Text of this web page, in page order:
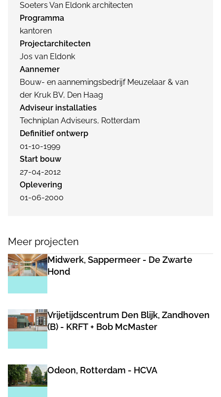
Soeters Van Eldonk architecten
Programma
kantoren
Projectarchitecten
Jos van Eldonk
Aannemer
Bouw- en aannemingsbedrijf Meuzelaar & van
der Kruk BV, Den Haag
Adviseur installaties
Techniplan Adviseurs, Rotterdam
Definitief ontwerp
01-10-1999
Start bouw
27-04-2012
Oplevering
01-06-2000
Meer projecten
Midwerk, Sappermeer - De Zwarte
Hond
Vrijetijdscentrum Den Blijk, Zandhoven
(B) - KRFT + Bob McMaster
Odeon, Rotterdam - HCVA